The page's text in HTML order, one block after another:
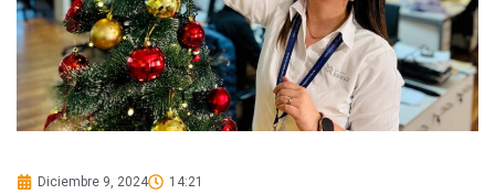
Diciembre 9, 2024 14:21